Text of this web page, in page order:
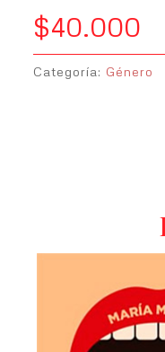
$40.000
Categoría: Género